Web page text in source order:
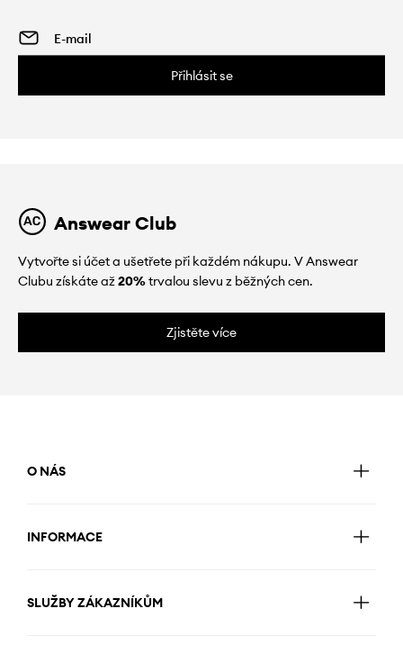
Přihlásit se
Answear Club
Vytvořte si účet a ušetřete při každém nákupu. V Answear
Clubu získáte až20%trvalou slevu z běžných cen.
Zjistěte více
O NÁS
INFORMACE
SLUŽBY ZÁKAZNÍKŮM